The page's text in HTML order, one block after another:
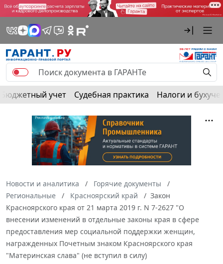
Бюджетный учет Судебная практика Налоги и
Новости и аналитика
Горячие документы
Региональные
Красноярский край
Закон
Красноярского края от 21 марта 2019 г. N 7-2627 "О
внесении изменений в отдельные законы края в сфере
предоставления мер социальной поддержки женщин,
награжденных Почетным знаком Красноярского края
"Материнская слава" (не вступил в силу)